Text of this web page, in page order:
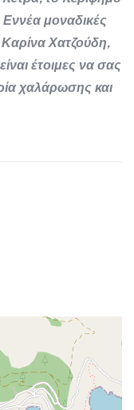
μοναδικές
Χατζούδη,
έτοιμες να σας
χαλάρωσης και